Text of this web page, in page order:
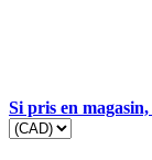
Si pris en magasin,